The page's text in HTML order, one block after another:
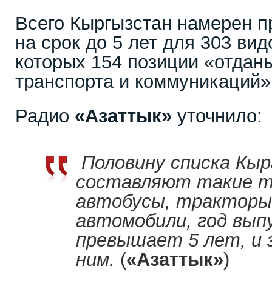
Всего Кыргызстан намерен
на срок до 5 лет для 303
которых 154 позиции
транспорта и
Радио «Азаттык» уточнило:
Половину списка
составляют такие
автобусы,
автомобили, год
превышает 5 лет, и
ним. («Азаттык»)